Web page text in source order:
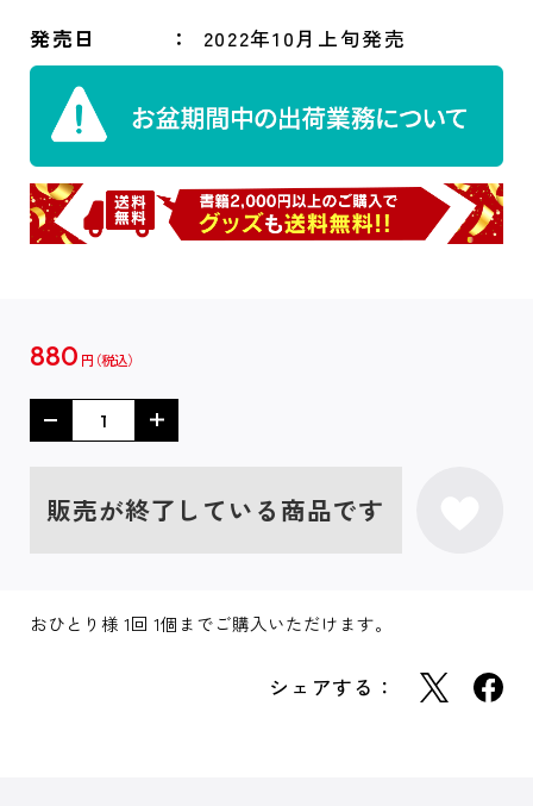
発売日 2022年10月上旬発売
880 円
販売が終了している商品です
おひとり様 1回 1個までご購入いただけます。
シェアする：